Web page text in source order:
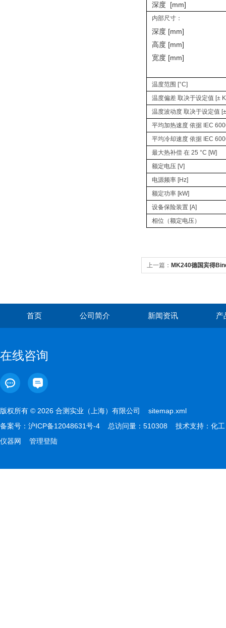
深度 [mm]
内部尺寸：
深度 [mm]
高度 [mm]
宽度 [mm]
温度范围 [°C]
温度偏差 取决于设定值 [±
温度波动度 取决于设定值
平均加热速度 依据 IEC
平均冷却速度 依据 IEC
最大热补偿 在 25 °C [W]
额定电压 [V]
电源频率 [Hz]
额定功率 [kW]
设备保险装置 [A]
相位（额定电压）
上一篇： MK240德国宾得
首页 公司简介 新闻资讯 产
在线咨询
版权所有 © 2026 合测实业（上海）有限公司 sitemap.xml
备案号： 沪ICP备12048631号-4 总访问量：510308 技术支持： 化工
仪器网
管理登陆